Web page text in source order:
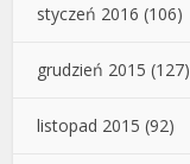
styczeń 2016 (106)
grudzień 2015 (127)
listopad 2015 (92)